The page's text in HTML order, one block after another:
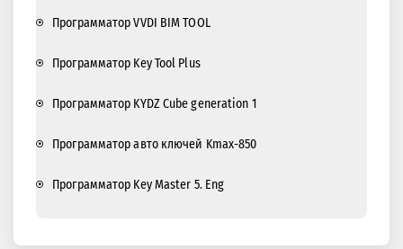
Программатор VVDI BIM TOOL
Программатор Key Tool Plus
Программатор KYDZ Cube generation 1
Программатор авто ключей Kmax-850
Программатор Key Master 5. Eng